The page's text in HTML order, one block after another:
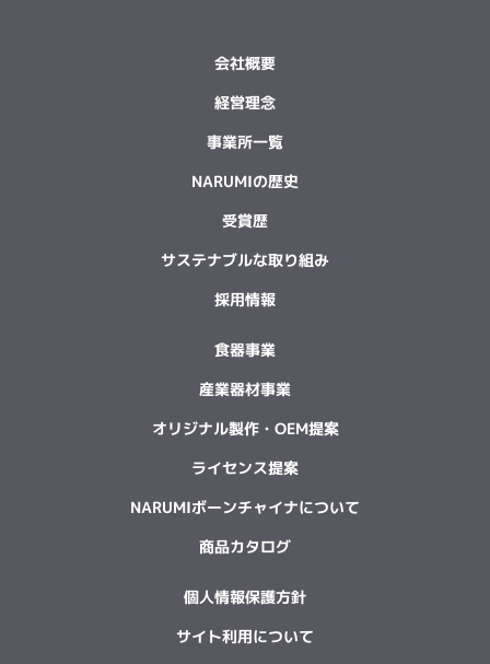
会社概要
経営理念
事業所一覧
NARUMIの歴史
受賞歴
サステナブルな取り組み
採用情報
食器事業
産業器材事業
オリジナル製作・OEM提案
ライセンス提案
NARUMIボーンチャイナについて
商品カタログ
個人情報保護方針
サイト利用について